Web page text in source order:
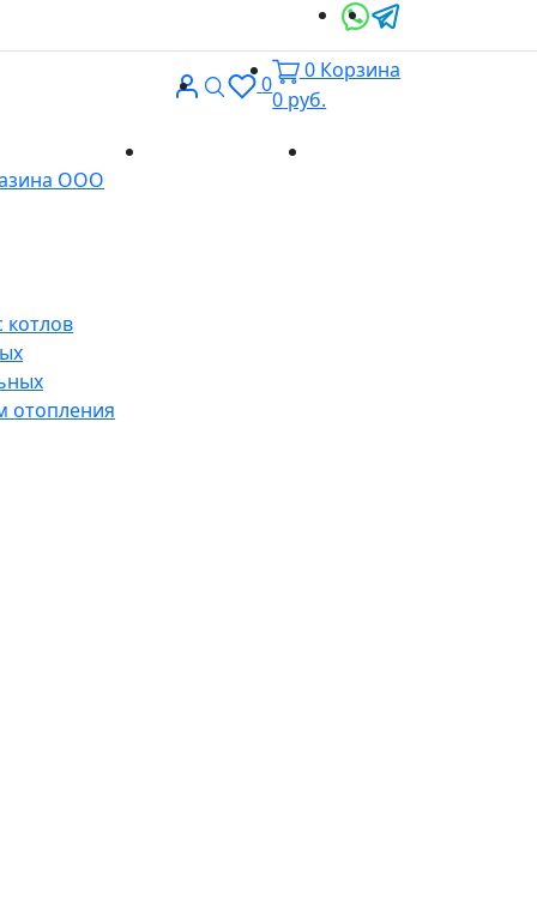
ВходПоиск
0
0 Корзина
0 руб.
ООО
котлов
отопления